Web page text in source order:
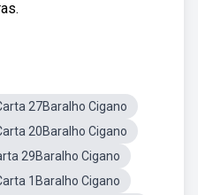
27Baralho Cigano
20Baralho Cigano
29Baralho Cigano
1Baralho Cigano